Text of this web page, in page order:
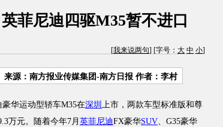
菲尼迪四驱M35暂不进口
[我来说两句] [字号： 大 中 小]
来源：南方报业传媒集团-南方日报 作者：李村
豪华运动型轿车M35在深圳 上市，两款车型标准版和尊
万元。随着今年7月 英菲尼迪FX豪华SUV、G35豪华